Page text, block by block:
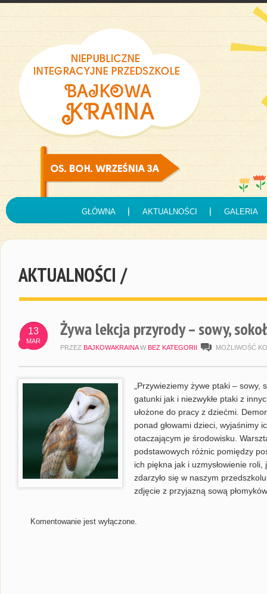
GŁÓWNA AKTUALNOŚCI GALERIA
AKTUALNOŚCI /
13
MAR
Żywa lekcja przyrody – sowy,
PRZEZ BAJKOWAKRAINA W BEZ KATEGORII MOŻLIWOŚĆ
„Przywieziemy żywe ptaki –
gatunki jak i niezwykłe ptaki z
ułożone do pracy z dziećmi.
ponad głowami dzieci, wyjaśnimy
otaczającym je środowisku.
podstawowych różnic pomiędzy
ich piękna jak i uzmysłowienie roli,
zdarzyło się w naszym
zdjęcie z przyjazną sową
Komentowanie jest wyłączone.